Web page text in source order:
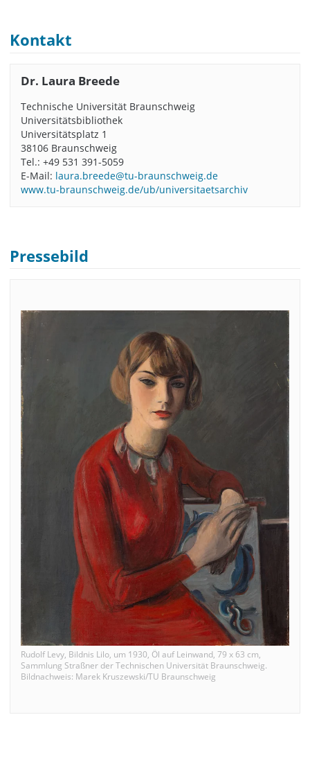
Kontakt
Dr. Laura Breede
Technische Universität Braunschweig
Universitätsbibliothek
Universitätsplatz 1
38106 Braunschweig
Tel.: +49 531 391-5059
E-Mail: laura.breede@tu-braunschweig.de
www.tu-braunschweig.de/ub/universitaetsarchiv
Pressebild
Rudolf Levy, Bildnis Lilo, um 1930, Öl auf Leinwand, 79 x 63 cm,
Sammlung Straßner der Technischen Universität Braunschweig.
Bildnachweis: Marek Kruszewski/TU Braunschweig